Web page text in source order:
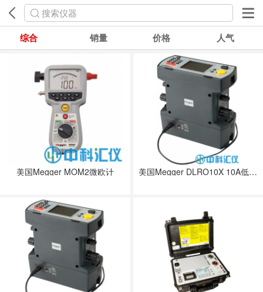
搜索仪器
综合 销量 价格 人气
美国Megger MOM2微欧计 美国Megger DLRO10X 10A低阻值欧姆表